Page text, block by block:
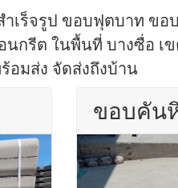
เร็จรูป ขอบฟุตบาท ขอบ
กรีต ในพื้นที่ บางซื่อ เ
อมส่ง จัดส่งถึงบ้าน
ขอบคัน